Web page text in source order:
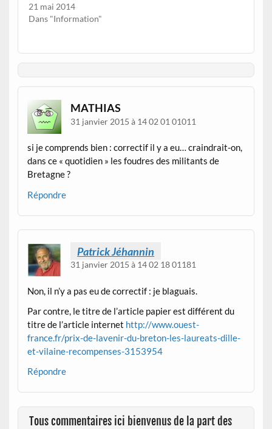
21 mai 2014
Dans "Information"
MATHIAS
31 janvier 2015 à 14 02 01 01011
si je comprends bien : correctif il y a eu… craindrait-on,
dans ce « quotidien » les foudres des militants de
Bretagne ?
Répondre
Patrick Jéhannin
31 janvier 2015 à 14 02 18 01181
Non, il n’y a pas eu de correctif : je blaguais.
Par contre, le titre de l’article papier est différent du
titre de l’article internet http://www.ouest-
france.fr/prix-de-lavenir-du-breton-les-laureats-dille-
et-vilaine-recompenses-3153954
Répondre
Tous commentaires ici bienvenus de la part des